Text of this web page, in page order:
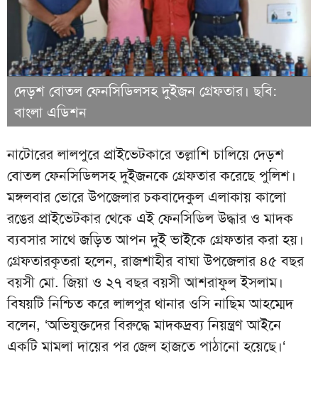
দেড়শ বোতল ফেনসিডিলসহ দুইজন গ্রেফতার। ছবি:
বাংলা এডিশন
নাটোরের লালপুরে প্রাইভেটকারে তল্লাশি চালিয়ে দেড়শ
বোতল ফেনসিডিলসহ দুইজনকে গ্রেফতার করেছে পুলিশ।
মঙ্গলবার ভোরে উপজেলার চকবাদেকুল এলাকায় কালো
রঙের প্রাইভেটকার থেকে এই ফেনসিডিল উদ্ধার ও মাদক
ব্যবসার সাথে জড়িত আপন দুই ভাইকে গ্রেফতার করা হয়।
গ্রেফতারকৃতরা হলেন, রাজশাহীর বাঘা উপজেলার ৪৫ বছর
বয়সী মো. জিয়া ও ২৭ বছর বয়সী আশরাফুল ইসলাম।
বিষয়টি নিশ্চিত করে লালপুর থানার ওসি নাছিম আহম্মেদ
বলেন, ‘অভিযুক্তদের বিরুদ্ধে মাদকদ্রব্য নিয়ন্ত্রণ আইনে
একটি মামলা দায়ের পর জেল হাজতে পাঠানো হয়েছে।‘